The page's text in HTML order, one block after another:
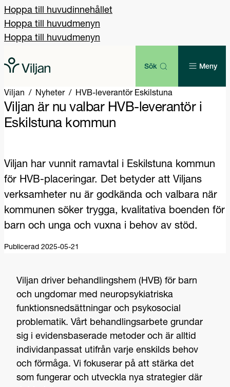
Hoppa till huvudinnehållet
Hoppa till huvudmenyn
Hoppa till huvudmenyn
Sök Meny
Viljan Nyheter HVB-leverantör Eskilstuna
Viljan är nu valbar HVB-leverantör i
Eskilstuna kommun
Viljan har vunnit ramavtal i Eskilstuna kommun
för HVB-placeringar. Det betyder att Viljans
verksamheter nu är godkända och valbara när
kommunen söker trygga, kvalitativa boenden för
barn och unga och vuxna i behov av stöd.
Publicerad 2025-05-21
Viljan driver behandlingshem (HVB) för barn
och ungdomar med neuropsykiatriska
funktionsnedsättningar och psykosocial
problematik. Vårt behandlingsarbete grundar
sig i evidensbaserade metoder och är alltid
individanpassat utifrån varje enskilds behov
och förmåga. Vi fokuserar på att stärka det
som fungerar och utveckla nya strategier där